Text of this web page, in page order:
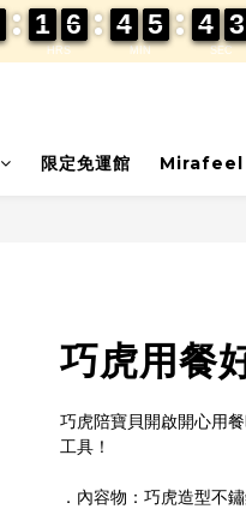
限定免運館 Mirafeel
巧虎用餐
巧虎陪寶貝開啟開心用
工具！
．內容物：巧虎造型不
HRS
1
1
1
1 6
6
6
6
MIN
4
4
4
4 5
5
5
5
SEC
4
4
4
4 0
0
2
2
2
2